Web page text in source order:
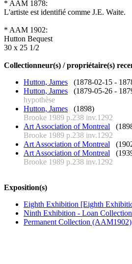
* AAM 1878:
L'artiste est identifié comme J.E. Waite.
* AAM 1902:
Hutton Bequest
30 x 25 1/2
Collectionneur(s) / propriétaire(s)
Hutton, James (1878-02-15 -
Hutton, James (1879-05-26 -
hypothèse
Hutton, James (1898)
Brooke 1989 p.238 inv.1292
Art Association of Montreal
Brooke 1989 p.238 inv.1292
Art Association of Montreal
Art Association of Montreal
Brooke 1989 p.238 inv.1292
Exposition(s)
Eighth Exhibition [Eighth
Ninth Exhibition - Loan
Permanent Collection (AAM1902)